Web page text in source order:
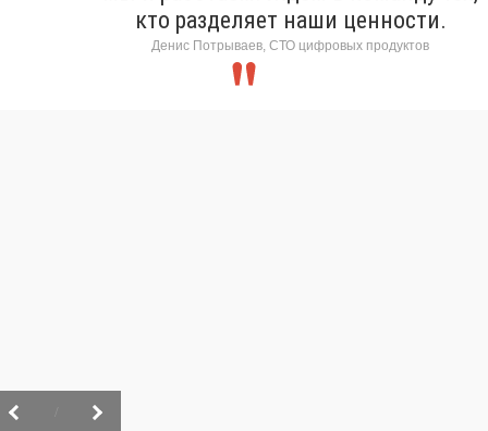
кто разделяет наши ценности.
Денис Потрываев, СТО цифровых продуктов